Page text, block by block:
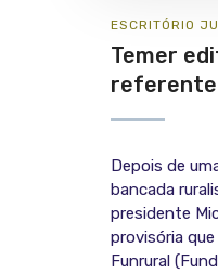
ESCRITÓRIO
Temer
referente
Depois de
bancada
presidente
provisória
Funrural